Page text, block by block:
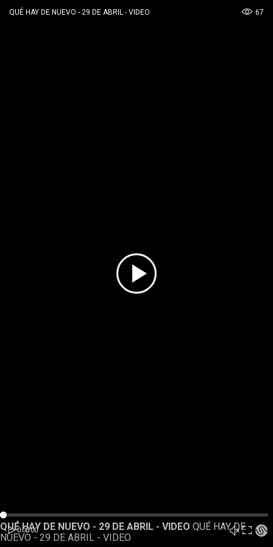
RewnidPlay Forward
Play
Video
Play Unmute
Current
0:00
/
Duration
0:00
Loaded:
0%
QUÉ HAY DE NUEVO - 29 DE ABRIL - VIDEO QUÉ HAY DE
NUEVO - 29 DE ABRIL - VIDEO
QUÉ HAY DE NUEVO - 29 DE ABRIL - VIDEO 67